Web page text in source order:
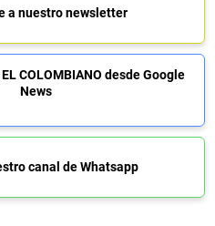
a nuestro newsletter
COLOMBIANO desde Google
News
canal de Whatsapp